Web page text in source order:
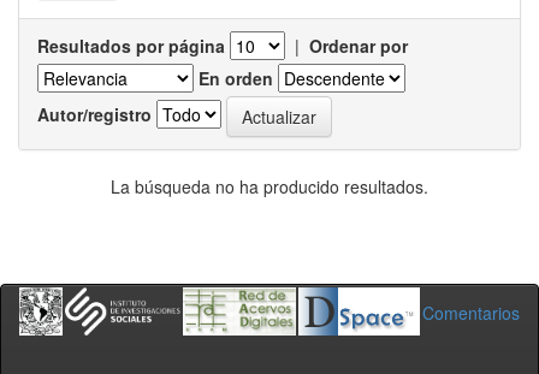
Resultados por página | Ordenar por
En orden
Autor/registro
La búsqueda no ha producido resultados.
Comentarios